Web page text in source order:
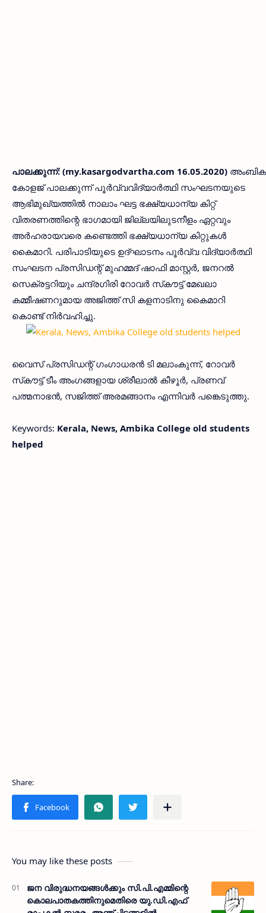
പാലക്കുന്ന്: (my.kasargodvartha.com 16.05.2020)
കോളജ് പാലക്കുന്ന് പൂര്‍വ്വവിദ്യാര്‍ത്ഥി സംഘടനയുടെ
ആഭിമുഖ്യത്തില്‍ നാലാം ഘട്ട ഭക്ഷ്യധാന്യ കിറ്റ്
വിതരണത്തിന്റെ ഭാഗമായി ജില്ലയിലുടനീളം ഏറ്റവും
അര്‍ഹരായവരെ കണ്ടെത്തി ഭക്ഷ്യധാന്യ കിറ്റുകള്‍
കൈമാറി. പരിപാടിയുടെ ഉദ്ഘാടനം പൂര്‍വ്വ വിദ്യാര്‍ത്ഥി
സംഘടന പ്രസിഡന്റ് മുഹമ്മദ് ഷാഫി മാസ്റ്റര്‍, ജനറല്‍
സെക്രട്ടറിയും ചന്ദ്രഗിരി റോവര്‍ സ്‌കൗട്ട് മേഖലാ
കമ്മീഷണറുമായ അജിത്ത് സി കളനാടിനു കൈമാറി
കൊണ്ട് നിര്‍വഹിച്ചു.
വൈസ് പ്രസിഡന്റ് ഗംഗാധരന്‍ ടി മലാംകുന്ന്, റോവര്‍
സ്‌കൗട്ട് ടീം അംഗങ്ങളായ ശ്രീലാല്‍ കീഴൂര്‍, പ്രണവ്
പത്മനാഭന്‍, സജിത്ത് അരമങ്ങാനം എന്നിവര്‍ പങ്കെടുത്തു.
Keywords: Kerala, News, Ambika College old students
helped
You may like these posts
ജന വിരുദ്ധനയങ്ങള്‍ക്കും സി.പി.എമ്മിന്റെ
കൊലപാതകത്തിനുമെതിരെ യു.ഡി.എഫ്